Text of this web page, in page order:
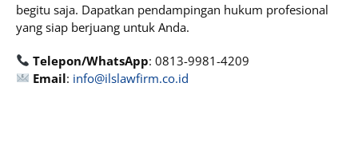
begitu saja. Dapatkan pendampingan hukum profesional
yang siap berjuang untuk Anda.
Telepon/WhatsApp: 0813-9981-4209
Email: info@ilslawfirm.co.id